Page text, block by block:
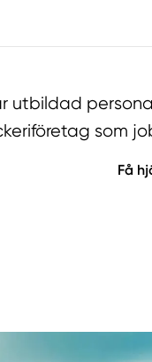
utbildad
som
Få